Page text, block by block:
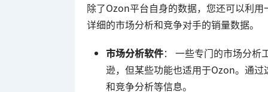
除了Ozon平台自身的数据，您还可以利
详细的市场分析和竞争对手的销量数据。
市场分析软件： 一些专门的市场分
逊，但某些功能也适用于Ozon。通
和竞争分析等信息。